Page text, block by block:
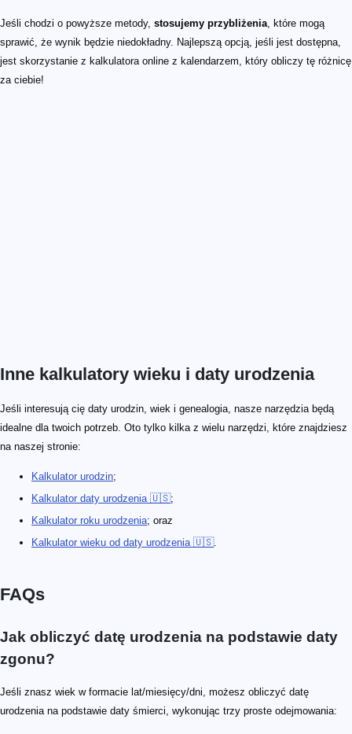
Jeśli chodzi o powyższe metody, stosujemy przybliżenia, które mogą
sprawić, że wynik będzie niedokładny. Najlepszą opcją, jeśli jest dostępna,
jest skorzystanie z kalkulatora online z kalendarzem, który obliczy tę różnicę
za ciebie!
Inne kalkulatory wieku i daty urodzenia
Jeśli interesują cię daty urodzin, wiek i genealogia, nasze narzędzia będą
idealne dla twoich potrzeb. Oto tylko kilka z wielu narzędzi, które znajdziesz
na naszej stronie:
Kalkulator urodzin;
Kalkulator daty urodzenia 🇺🇸;
Kalkulator roku urodzenia; oraz
Kalkulator wieku od daty urodzenia 🇺🇸.
FAQs
Jak obliczyć datę urodzenia na podstawie daty
zgonu?
Jeśli znasz wiek w formacie lat/miesięcy/dni, możesz obliczyć datę
urodzenia na podstawie daty śmierci, wykonując trzy proste odejmowania: